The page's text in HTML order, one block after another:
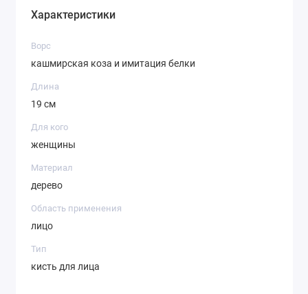
Характеристики
Ворс
кашмирская коза и имитация белки
Длина
19 см
Для кого
женщины
Материал
дерево
Область применения
лицо
Тип
кисть для лица